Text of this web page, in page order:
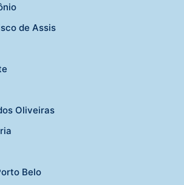
de Assis
Oliveiras
Belo